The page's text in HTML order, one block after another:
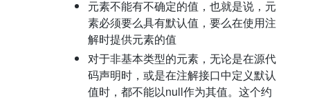
元素不能有不确定的值，也就是说，元
素必须要么具有默认值，要么在使用注
解时提供元素的值
对于非基本类型的元素，无论是在源代
码声明时，或是在注解接口中定义默认
值时，都不能以null作为其值。这个约